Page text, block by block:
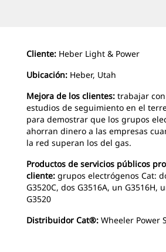
Cliente: Heber Light & Power
Ubicación: Heber, Utah
Mejora de los clientes: trabajar
estudios de seguimiento en el
para demostrar que los grupos
ahorran dinero a las empresas
la red superan los del gas.
Productos de servicios públicos
cliente: grupos electrógenos Cat:
G3520C, dos G3516A, un G3516H,
G3520
Distribuidor Cat®: Wheeler Power